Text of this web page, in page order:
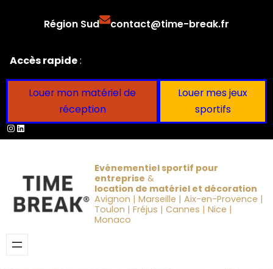
Région Sud contact@time-break.fr
Accès rapide:
Louer mon matériel de
réception
Louer mes jeux
sportifs
Instagram
LinkedIn
Evénementiel sportif pour
entreprise &
location de matériel et décoration
Avignon | Marseille | Aix-en-Provence |
Toulon | Fréjus | Cannes | Nice |
Monaco